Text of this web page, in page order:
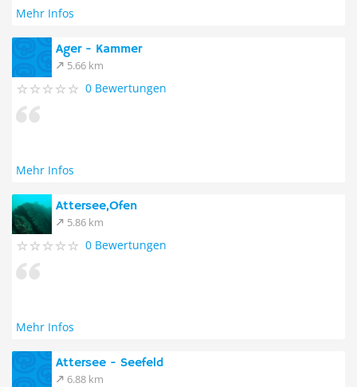
Mehr Infos
Ager - Kammer
5.66 km
0 Bewertungen
Mehr Infos
Attersee,Ofen
5.86 km
0 Bewertungen
Mehr Infos
Attersee - Seefeld
6.88 km